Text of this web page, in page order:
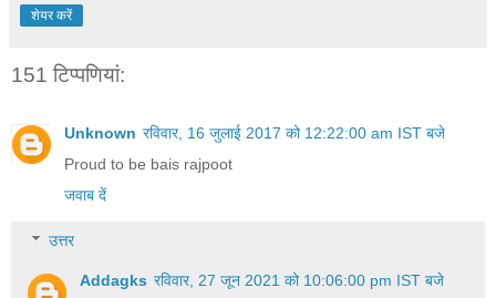
शेयर करें
151 टिप्‍पणियां:
Unknown रविवार, 16 जुलाई 2017 को 12:22:00 am IST बजे
Proud to be bais rajpoot
जवाब दें
उत्तर
Addagks रविवार, 27 जून 2021 को 10:06:00 pm IST बजे